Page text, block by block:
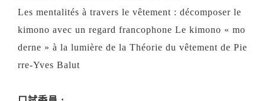
Les mentalités à travers le vêtement : décomposer le
kimono avec un regard francophone Le kimono « mo
derne » à la lumière de la Théorie du vêtement de Pie
rre-Yves Balut